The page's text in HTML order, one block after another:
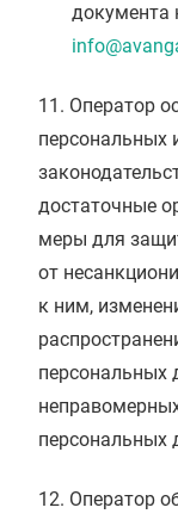
документа
11. Оператор
персональных
достаточные
меры для
от
к ним,
персональных
персональных
12. Оператор